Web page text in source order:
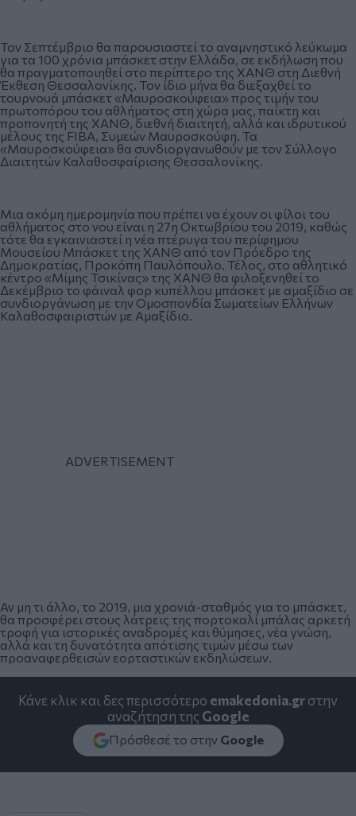
Τον Σεπτέμβριο θα παρουσιαστεί το αναμνηστικό λεύκωμα
για τα 100 χρόνια μπάσκετ στην Ελλάδα, σε εκδήλωση που
θα πραγματοποιηθεί στο περίπτερο της ΧΑΝΘ στη Διεθνή
Έκθεση Θεσσαλονίκης. Τον ίδιο μήνα θα διεξαχθεί το
τουρνουά μπάσκετ «Μαυροσκούφεια» προς τιμήν του
πρωτοπόρου του αθλήματος στη χώρα μας, παίκτη και
προπονητή της ΧΑΝΘ, διεθνή διαιτητή, αλλά και ιδρυτικού
μέλους της FIBA, Συμεών Μαυροσκούφη. Τα
«Μαυροσκούφεια» θα συνδιοργανωθούν με τον Σύλλογο
Διαιτητών Καλαθοσφαίρισης Θεσσαλονίκης.
Μια ακόμη ημερομηνία που πρέπει να έχουν οι φίλοι του
αθλήματος στο νου είναι η 27η Οκτωβρίου του 2019, καθώς
τότε θα εγκαινιαστεί η νέα πτέρυγα του περίφημου
Μουσείου Μπάσκετ της ΧΑΝΘ από τον Πρόεδρο της
Δημοκρατίας, Προκόπη Παυλόπουλο. Τέλος, στο αθλητικό
κέντρο «Μίμης Τσικίνας» της ΧΑΝΘ θα φιλοξενηθεί το
Δεκέμβριο το φάιναλ φορ κυπέλλου μπάσκετ με αμαξίδιο σε
συνδιοργάνωση με την Ομοσπονδία Σωματείων Ελλήνων
Καλαθοσφαιριστών με Αμαξίδιο.
Αν μη τι άλλο, το 2019, μια χρονιά-σταθμός για το μπάσκετ,
θα προσφέρει στους λάτρεις της πορτοκαλί μπάλας αρκετή
τροφή για ιστορικές αναδρομές και θύμησες, νέα γνώση,
αλλά και τη δυνατότητα απότισης τιμών μέσω των
προαναφερθεισών εορταστικών εκδηλώσεων.
Κάνε κλικ και δες περισσότερο emakedonia.grστην
αναζήτηση της Google
Πρόσθεσέ το στην Google